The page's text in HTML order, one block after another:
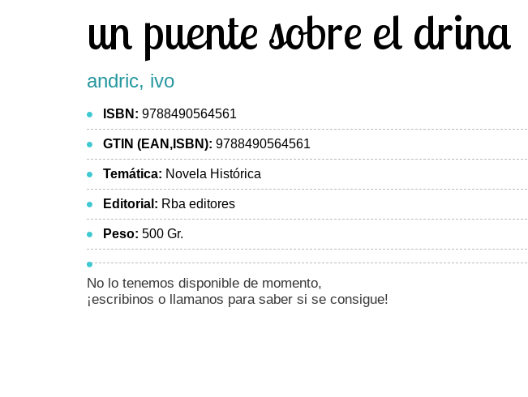
un puente sobre el drina
andric, ivo
ISBN: 9788490564561
GTIN (EAN,ISBN): 9788490564561
Temática: Novela Histórica
Editorial: Rba editores
Peso: 500 Gr.
No lo tenemos disponible de momento,
¡escribinos o llamanos para saber si se consigue!